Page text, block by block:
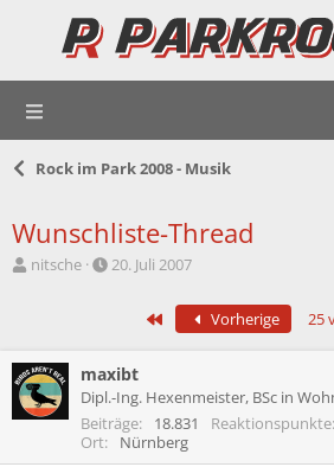
Rock im Park 2008 - Musik
Wunschliste-Thread
E
l
l
e
nitsche
E
l
a
m
20. Juli 2007
Erste Vorherige 25
maxibt
Dipl.-Ing. Hexenmeister, BSc in
Beiträge 18.831 Reaktionspunkte
Ort
Nürnberg